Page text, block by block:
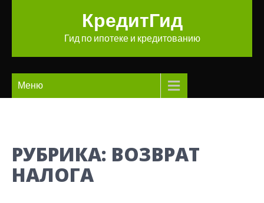
КредитГид
Гид по ипотеке и кредитованию
Меню
РУБРИКА: ВОЗВРАТ
НАЛОГА